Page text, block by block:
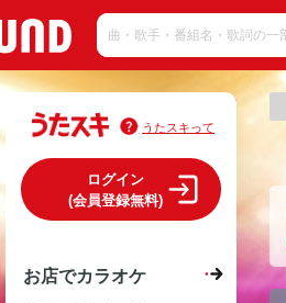
うたスキって
ログイン
(会員登録無料)
お店でカラオケ